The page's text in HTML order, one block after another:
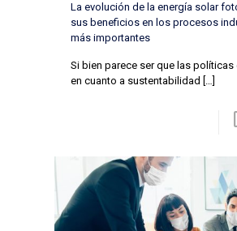
La evolución de la energía solar
sus beneficios en los procesos
más importantes
Si bien parece ser que las políticas
en cuanto a sustentabilidad […]